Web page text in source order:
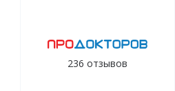
236 отзывов